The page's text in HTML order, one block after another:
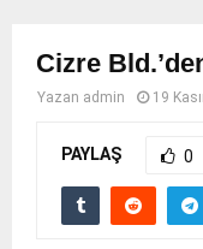
Cizre
Yazan admin 19
PAYLAŞ 0